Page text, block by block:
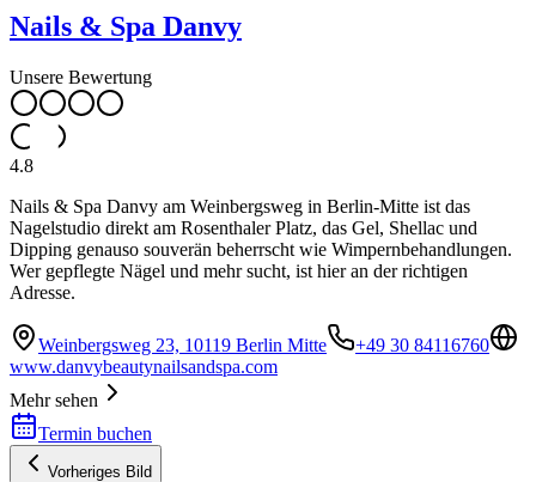
Nails & Spa Danvy
Unsere Bewertung
4.8
Nails & Spa Danvy am Weinbergsweg in Berlin-Mitte ist das
Nagelstudio direkt am Rosenthaler Platz, das Gel, Shellac und
Dipping genauso souverän beherrscht wie Wimpernbehandlungen.
Wer gepflegte Nägel und mehr sucht, ist hier an der richtigen
Adresse.
Weinbergsweg 23, 10119 Berlin Mitte
+49 30 84116760
www.danvybeautynailsandspa.com
Mehr sehen
Termin buchen
Vorheriges Bild